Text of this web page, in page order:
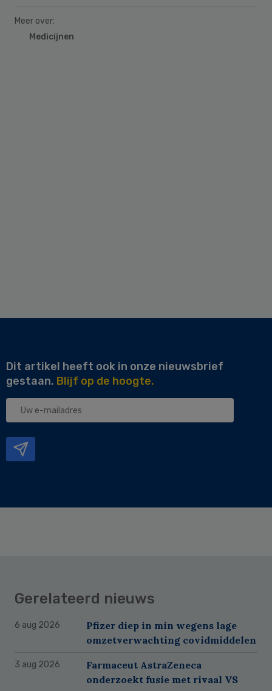
Meer over:
Medicijnen
Dit artikel heeft ook in onze nieuwsbrief
gestaan. Blijf op de hoogte.
Uw
Gerelateerd nieuws
6 aug 2026
Pfizer diep in min wegens lage
omzetverwachting covidmiddelen
3 aug 2026
Farmaceut AstraZeneca
onderzoekt fusie met rivaal VS